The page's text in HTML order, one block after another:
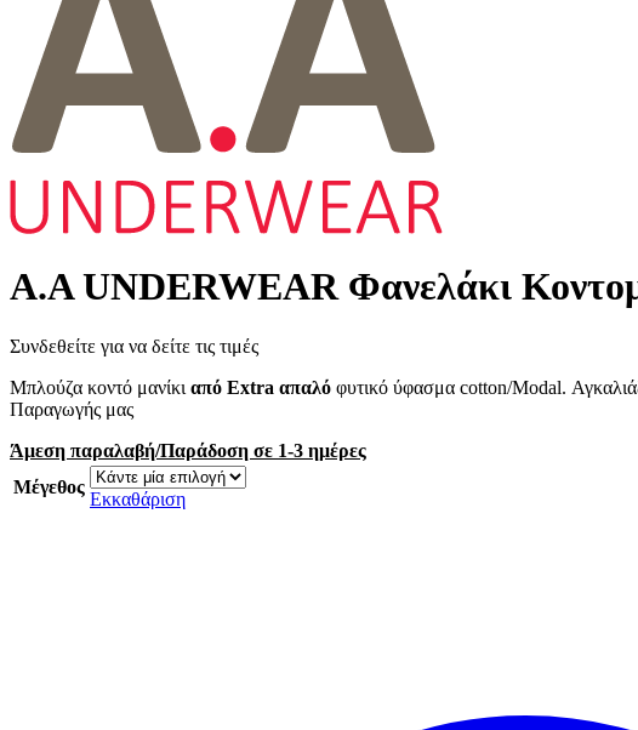
Α.A UNDERWEAR Φανελάκι
Συνδεθείτε για να δείτε τις τιμές
Μπλούζα κοντό μανίκι από Extra απαλό φυτικό ύφασμα cotton/Modal.
Παραγωγής μας
Άμεση παραλαβή/Παράδοση σε 1-3 ημέρες
Μέγεθος
Εκκαθάριση